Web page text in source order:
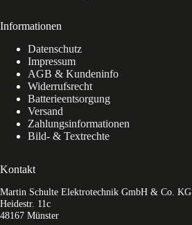
Informationen
Datenschutz
Impressum
AGB & Kundeninfo
Widerrufsrecht
Batterieentsorgung
Versand
Zahlungsinformationen
Bild- & Textrechte
Kontakt
Martin Schulte Elektrotechnik GmbH & Co. KG
Heidestr. 11c
48167 Münster